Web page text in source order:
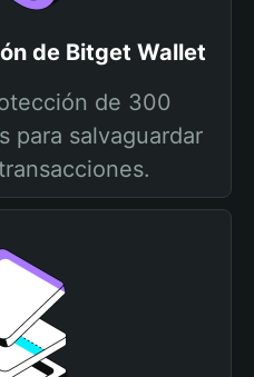
de Bitget Wallet
de 300
para salvaguardar